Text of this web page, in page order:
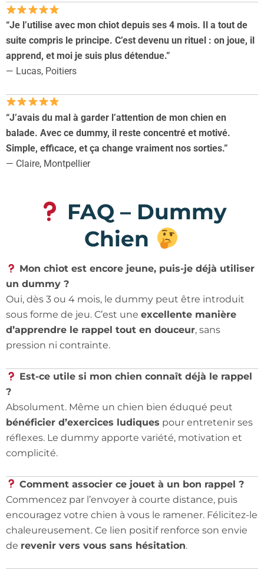
“Je l’utilise avec mon chiot depuis ses 4 mois. Il a tout de
suite compris le principe. C’est devenu un rituel : on joue, il
apprend, et moi je suis plus détendue.”
— Lucas, Poitiers
“J’avais du mal à garder l’attention de mon chien en
balade. Avec ce dummy, il reste concentré et motivé.
Simple, efficace, et ça change vraiment nos sorties.”
— Claire, Montpellier
FAQ – Dummy
Chien
Mon chiot est encore jeune, puis-je déjà utiliser
un dummy ?
Oui, dès 3 ou 4 mois, le dummy peut être introduit
sous forme de jeu. C’est une excellente manière
d’apprendre le rappel tout en douceur, sans
pression ni contrainte.
Est-ce utile si mon chien connaît déjà le rappel
?
Absolument. Même un chien bien éduqué peut
bénéficier d’exercices ludiques pour entretenir ses
réflexes. Le dummy apporte variété, motivation et
complicité.
Comment associer ce jouet à un bon rappel ?
Commencez par l’envoyer à courte distance, puis
encouragez votre chien à vous le ramener. Félicitez-le
chaleureusement. Ce lien positif renforce son envie
de revenir vers vous sans hésitation.